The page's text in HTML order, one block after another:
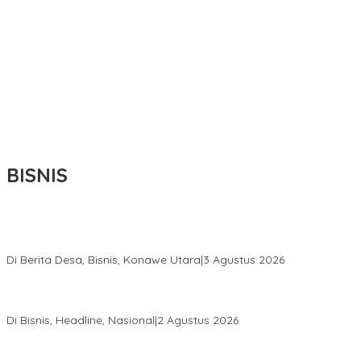
BISNIS
Di Berita Desa, Bisnis, Konawe Utara|3 Agustus 2026
Di Bisnis, Headline, Nasional|2 Agustus 2026